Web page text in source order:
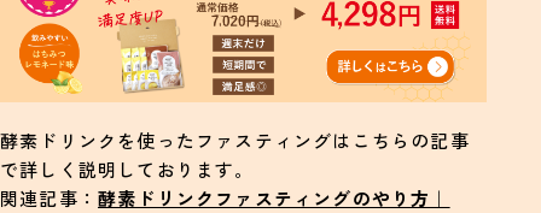
まとめ
酵素ドリンクを使ったファスティングはこちらの記事
で詳しく説明しております。
関連記事： 酵素ドリンクファスティングのやり方｜